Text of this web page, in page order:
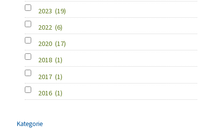
2023 (19)
2022 (6)
2020 (17)
2018 (1)
2017 (1)
2016 (1)
Kategorie